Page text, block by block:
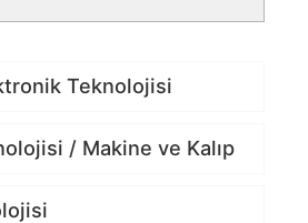
Teknolojisi
/ Makine ve Kalıp